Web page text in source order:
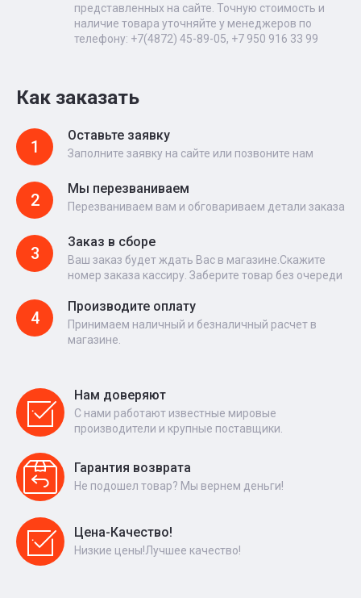
представленных на сайте. Точную стоимость и
наличие товара уточняйте у менеджеров по
телефону: +7(4872) 45-89-05, +7 950 916 33 99
Как заказать
1
Оставьте заявку
Заполните заявку на сайте или позвоните нам
2
Мы перезваниваем
Перезваниваем вам и обговариваем детали заказа
3
Заказ в сборе
Ваш заказ будет ждать Вас в магазине.Скажите
номер заказа кассиру. Заберите товар без очереди
4
Производите оплату
Принимаем наличный и безналичный расчет в
магазине.
Нам доверяют
С нами работают известные мировые
производители и крупные поставщики.
Гарантия возврата
Не подошел товар? Мы вернем деньги!
Цена-Качество!
Низкие цены!Лучшее качество!